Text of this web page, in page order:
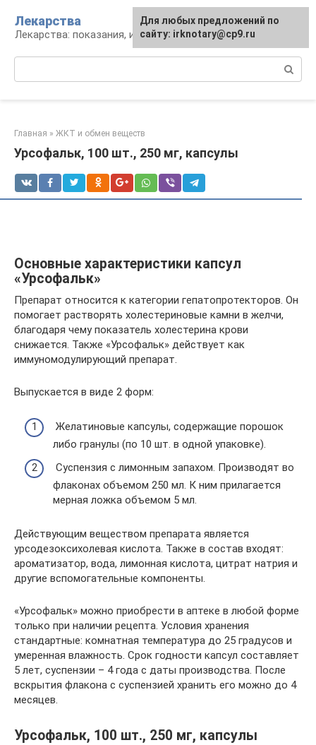
контенту
Лекарства
Лекарства: показания, инструкция, аналоги
Главная » ЖКТ и обмен веществ
Урсофальк, 100 шт., 250 мг, капсулы
Основные характеристики капсул
«Урсофальк»
Препарат относится к категории гепатопротекторов. Он
помогает растворять холестериновые камни в желчи,
благодаря чему показатель холестерина крови
снижается. Также «Урсофальк» действует как
иммуномодулирующий препарат.
Выпускается в виде 2 форм:
Желатиновые капсулы, содержащие порошок
либо гранулы (по 10 шт. в одной упаковке).
Суспензия с лимонным запахом. Производят во
флаконах объемом 250 мл. К ним прилагается
мерная ложка объемом 5 мл.
Действующим веществом препарата является
урсодезоксихолевая кислота. Также в состав входят:
ароматизатор, вода, лимонная кислота, цитрат натрия и
другие вспомогательные компоненты.
«Урсофальк» можно приобрести в аптеке в любой форме
только при наличии рецепта. Условия хранения
стандартные: комнатная температура до 25 градусов и
умеренная влажность. Срок годности капсул составляет
5 лет, суспензии – 4 года с даты производства. После
вскрытия флакона с суспензией хранить его можно до 4
месяцев.
Урсофальк, 100 шт., 250 мг, капсулы
Для любых предложений по
сайту: irknotary@cp9.ru